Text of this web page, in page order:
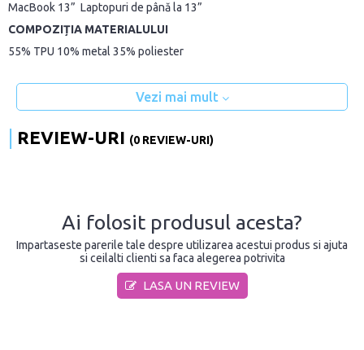
MacBook 13” Laptopuri de până la 13”
COMPOZIȚIA MATERIALULUI
55% TPU 10% metal 35% poliester
Vezi mai mult
REVIEW-URI (0 REVIEW-URI)
Ai folosit produsul acesta?
Impartaseste parerile tale despre utilizarea acestui produs si ajuta
si ceilalti clienti sa faca alegerea potrivita
LASA UN REVIEW